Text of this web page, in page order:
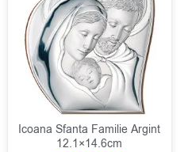
Icoana Sfanta Familie Argint
12.1×14.6cm